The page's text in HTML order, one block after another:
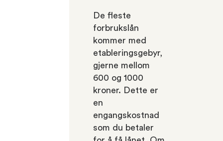
De fleste
forbrukslån
kommer med
etableringsgebyr,
gjerne mellom
600 og 1000
kroner. Dette er
en
engangskostnad
som du betaler